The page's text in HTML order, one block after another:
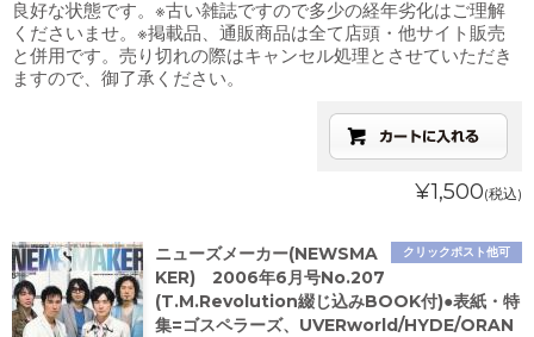
良好な状態です。※古い雑誌ですので多少の経年劣化はご理解
くださいませ。※掲載品、通販商品は全て店頭・他サイト販売
と併用です。売り切れの際はキャンセル処理とさせていただき
ますので、御了承ください。
¥1,500(税込)
クリックポスト他可
ニューズメーカー(NEWSMA
KER) 2006年6月号No.207
(T.M.Revolution綴じ込みBOOK付)●表紙・特
集=ゴスペラーズ、UVERworld/HYDE/ORAN